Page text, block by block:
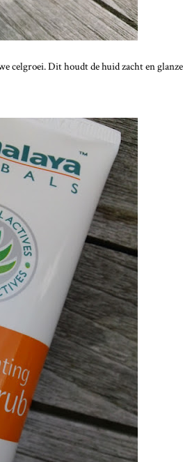
celgroei. Dit houdt de huid zacht en